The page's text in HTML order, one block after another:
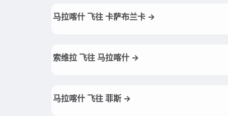
马拉喀什 飞往 卡萨布兰卡 →
索维拉 飞往 马拉喀什 →
马拉喀什 飞往 菲斯 →